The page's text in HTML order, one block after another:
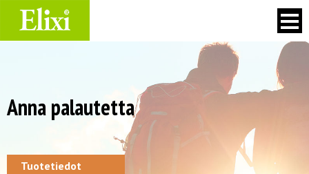
content
Anna palautetta
Tuotetiedot